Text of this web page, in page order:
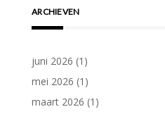
ARCHIEVEN
juni 2026 (1)
mei 2026 (1)
maart 2026 (1)